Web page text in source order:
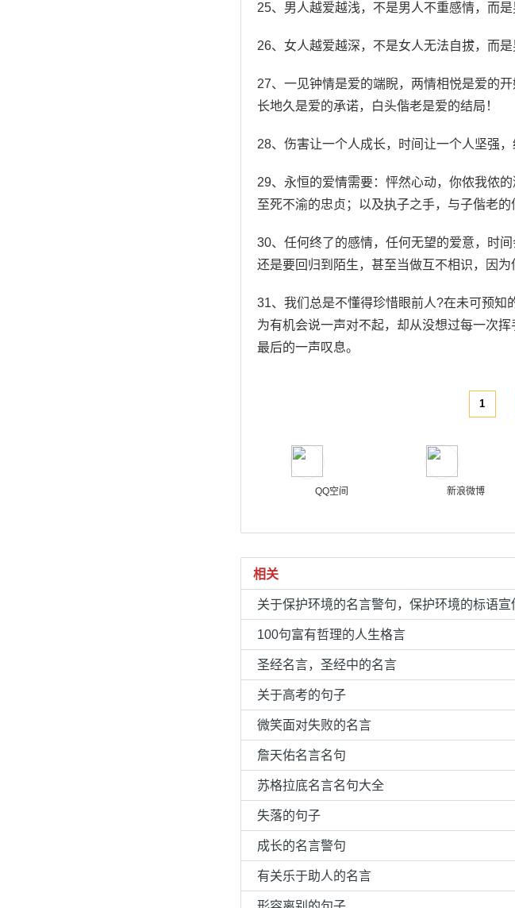
25、男人越爱越浅，不是男人不重感情，而
26、女人越爱越深，不是女人无法自拔，而
27、一见钟情是爱的端睨，两情相悦是爱的
长地久是爱的承诺，白头偕老是爱的结局！
28、伤害让一个人成长，时间让一个人坚强
29、永恒的爱情需要：怦然心动，你侬我侬
至死不渝的忠贞；以及执子之手，与子偕老的
30、任何终了的感情，任何无望的爱意，时
还是要回归到陌生，甚至当做互不相识，因为
31、我们总是不懂得珍惜眼前人?在未可预知
为有机会说一声对不起，却从没想过每一次
最后的一声叹息。
1
QQ空间 新浪微博
相关
关于保护环境的名言警句，保护环境的标语宣
100句富有哲理的人生格言
圣经名言，圣经中的名言
关于高考的句子
微笑面对失败的名言
詹天佑名言名句
苏格拉底名言名句大全
失落的句子
成长的名言警句
有关乐于助人的名言